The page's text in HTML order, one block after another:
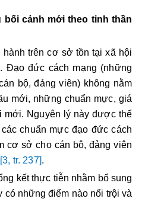
cảnh mới theo tinh thần
trên cơ sở tồn tại xã hội
Đạo đức cách mạng (những
bộ, đảng viên) không nằm
mới, những chuẩn mực, giá
mới. Nguyên lý này được thể
chuẩn mực đạo đức cách
cơ sở cho cán bộ, đảng viên
[3, tr. 237].
kết thực tiễn nhằm bổ sung
có những điểm nào nổi trội và